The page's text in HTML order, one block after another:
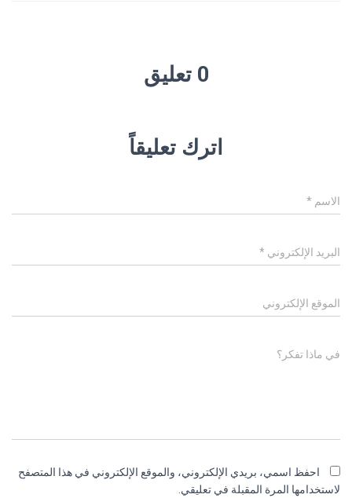
0 تعليق
اترك تعليقاً
الاسم *
البريد الإلكتروني *
الموقع الإلكتروني
في ماذا تفكر؟
احفظ اسمي، بريدي الإلكتروني، والموقع الإلكتروني في هذا المتصفح
لاستخدامها المرة المقبلة في تعليقي.